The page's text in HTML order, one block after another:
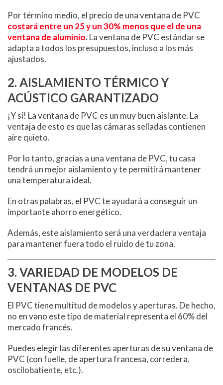
Por término medio, el precio de una ventana de PVC
costará entre un 25 y un 30% menos que el de una
ventana de aluminio. La ventana de PVC estándar se
adapta a todos los presupuestos, incluso a los más
ajustados.
2. AISLAMIENTO TÉRMICO Y
ACÚSTICO GARANTIZADO
¡Y sí! La ventana de PVC es un muy buen aislante. La
ventaja de esto es que las cámaras selladas contienen
aire quieto.
Por lo tanto, gracias a una ventana de PVC, tu casa
tendrá un mejor aislamiento y te permitirá mantener
una temperatura ideal.
En otras palabras, el PVC te ayudará a conseguir un
importante ahorro energético.
Además, este aislamiento será una verdadera ventaja
para mantener fuera todo el ruido de tu zona.
3. VARIEDAD DE MODELOS DE
VENTANAS DE PVC
El PVC tiene multitud de modelos y aperturas. De hecho,
no en vano este tipo de material representa el 60% del
mercado francés.
Puedes elegir las diferentes aperturas de su ventana de
PVC (con fuelle, de apertura francesa, corredera,
oscilobatiente, etc.).